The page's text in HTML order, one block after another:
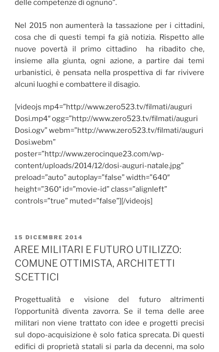
delle competenze di ognuno”.
Nel 2015 non aumenterà la tassazione per i cittadini,
cosa che di questi tempi fa già notizia. Rispetto alle
nuove povertà il primo cittadino ha ribadito che,
insieme alla giunta, ogni azione, a partire dai temi
urbanistici, è pensata nella prospettiva di far rivivere
alcuni luoghi e combattere il disagio.
[videojs mp4=”http://www.zero523.tv/filmati/auguri
Dosi.mp4″ ogg=”http://www.zero523.tv/filmati/auguri
Dosi.ogv” webm=”http://www.zero523.tv/filmati/auguri
Dosi.webm”
poster=”http://www.zerocinque23.com/wp-
content/uploads/2014/12/dosi-auguri-natale.jpg”
preload=”auto” autoplay=”false” width=”640″
height=”360″ id=”movie-id” class=”alignleft”
controls=”true” muted=”false”][/videojs]
PUBBLICATO
IL
15 DICEMBRE 2014
AREE MILITARI E FUTURO UTILIZZO:
COMUNE OTTIMISTA, ARCHITETTI
SCETTICI
Progettualità e visione del futuro altrimenti
l’opportunità diventa zavorra. Se il tema delle aree
militari non viene trattato con idee e progetti precisi
sul dopo-acquisizione è solo fatica sprecata. Di questi
edifici di proprietà statali si parla da decenni, ma solo